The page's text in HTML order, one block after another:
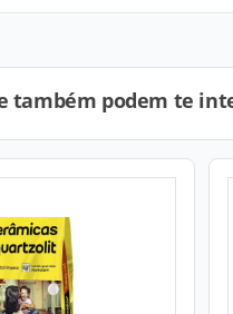
também podem te